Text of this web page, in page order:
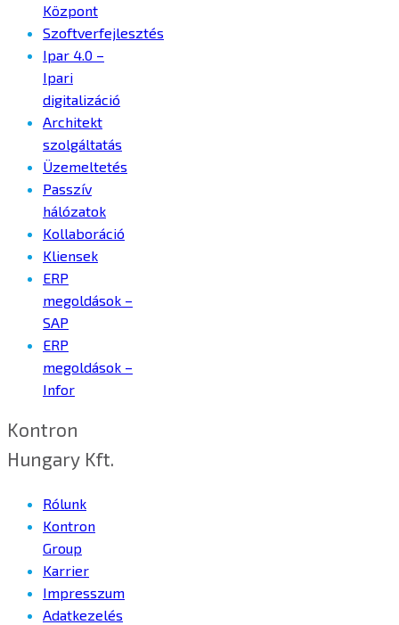
Központ
Szoftverfejlesztés
Ipar 4.0 –
Ipari
digitalizáció
Architekt
szolgáltatás
Üzemeltetés
Passzív
hálózatok
Kollaboráció
Kliensek
ERP
megoldások –
SAP
ERP
megoldások –
Infor
Kontron
Hungary Kft.
Rólunk
Kontron
Group
Karrier
Impresszum
Adatkezelés